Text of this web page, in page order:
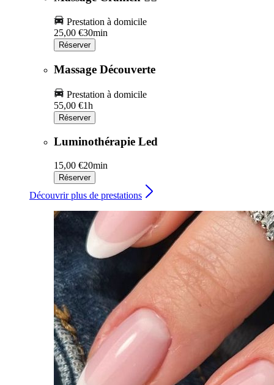
Prestation à domicile
25,00 €30min
Réserver
Massage Découverte
Prestation à domicile
55,00 €1h
Réserver
Luminothérapie Led
15,00 €20min
Réserver
Découvrir plus de prestations